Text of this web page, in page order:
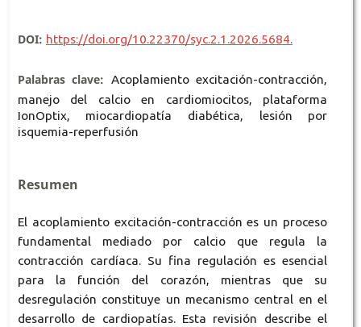
DOI: https://doi.org/10.22370/syc.2.1.2026.5684.
Palabras clave: Acoplamiento excitación-contracción,
manejo del calcio en cardiomiocitos, plataforma
IonOptix, miocardiopatía diabética, lesión por
isquemia-reperfusión
Resumen
El acoplamiento excitación-contracción es un proceso
fundamental mediado por calcio que regula la
contracción cardíaca. Su fina regulación es esencial
para la función del corazón, mientras que su
desregulación constituye un mecanismo central en el
desarrollo de cardiopatías. Esta revisión describe el